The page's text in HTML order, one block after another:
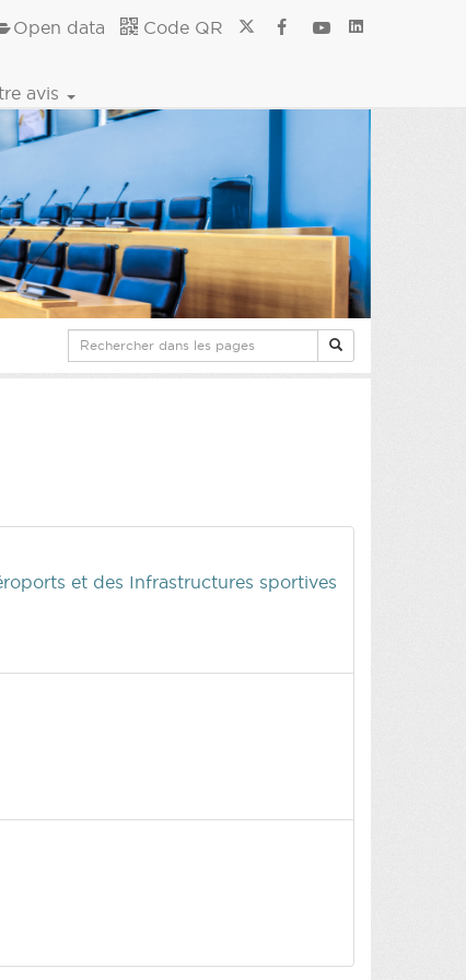
Open data Code QR
avis
et des Infrastructures sportives